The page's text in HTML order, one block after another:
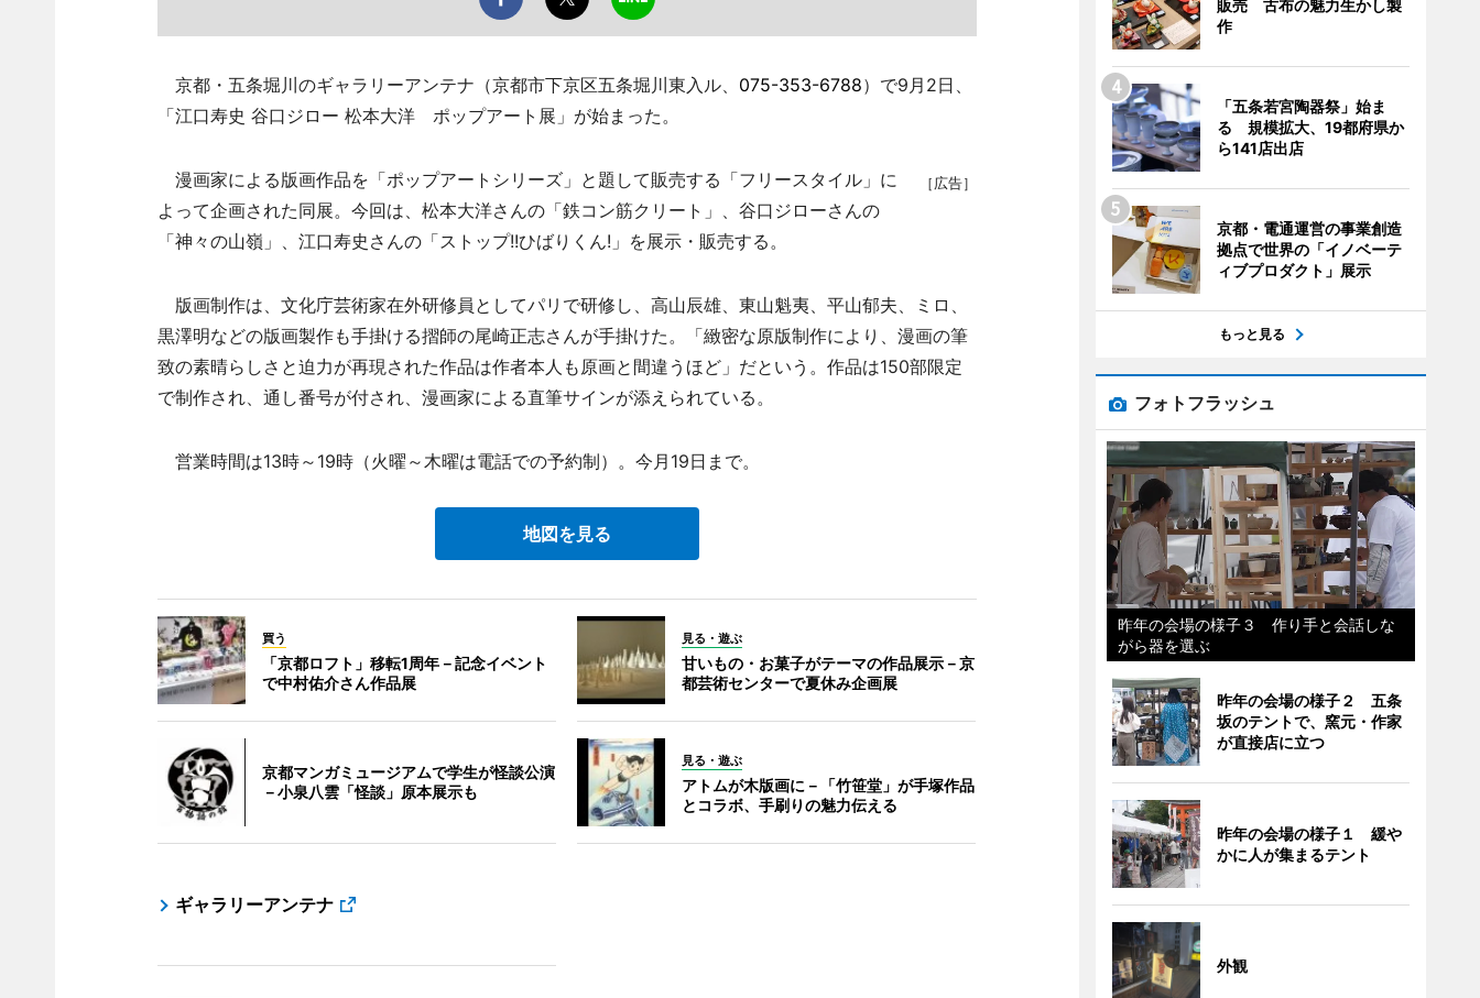
京都・五条堀川のギャラリーアンテナ（京都市下京区五条堀川東入ル、 075-353-6788）で9月2日、
「江口寿史 谷口ジロー 松本大洋 ポップアート展」が始まった。
［広告］
漫画家による版画作品を「ポップアートシリーズ」と題して販売する「フリースタイル」に
よって企画された同展。今回は、松本大洋さんの「鉄コン筋クリート」、谷口ジローさんの
「神々の山嶺」、江口寿史さんの「ストップ!!ひばりくん!」を展示・販売する。
版画制作は、文化庁芸術家在外研修員としてパリで研修し、高山辰雄、東山魁夷、平山郁夫、ミロ、
黒澤明などの版画製作も手掛ける摺師の尾崎正志さんが手掛けた。「緻密な原版制作により、漫画の筆
致の素晴らしさと迫力が再現された作品は作者本人も原画と間違うほど」だという。作品は150部限定
で制作され、通し番号が付され、漫画家による直筆サインが添えられている。
営業時間は13時～19時（火曜～木曜は電話での予約制）。今月19日まで。
地図を見る
買う
「京都ロフト」移転1周年－記念イベント
で中村佑介さん作品展
見る・遊ぶ
甘いもの・お菓子がテーマの作品展示－京
都芸術センターで夏休み企画展
京都マンガミュージアムで学生が怪談公演
－小泉八雲「怪談」原本展示も
見る・遊ぶ
アトムが木版画に－「竹笹堂」が手塚作品
とコラボ、手刷りの魅力伝える
ギャラリーアンテナ
販売 古布の魅力生かし製
作
「五条若宮陶器祭」始ま
る 規模拡大、19都府県か
ら141店出店
京都・電通運営の事業創造
拠点で世界の「イノベーテ
ィブプロダクト」展示
もっと見る
フォトフラッシュ
昨年の会場の様子３ 作り手と会話しな
がら器を選ぶ
昨年の会場の様子２ 五条
坂のテントで、窯元・作家
が直接店に立つ
昨年の会場の様子１ 緩や
かに人が集まるテント
外観